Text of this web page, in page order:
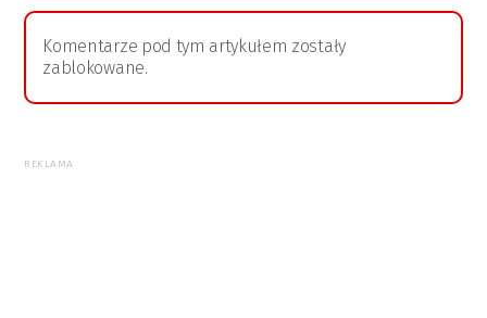
Komentarze pod tym artykułem zostały
zablokowane.
REKLAMA